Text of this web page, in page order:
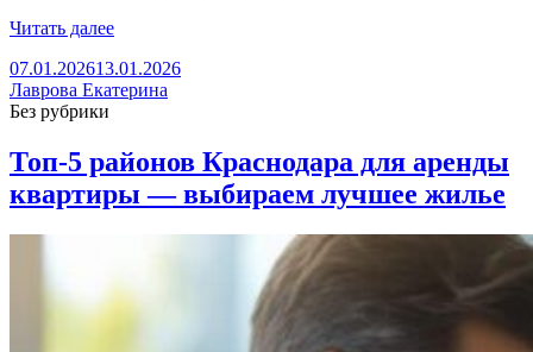
Читать далее
07.01.202613.01.2026
Лаврова Екатерина
Без рубрики
Топ-5 районов Краснодара для аренды
квартиры — выбираем лучшее жилье